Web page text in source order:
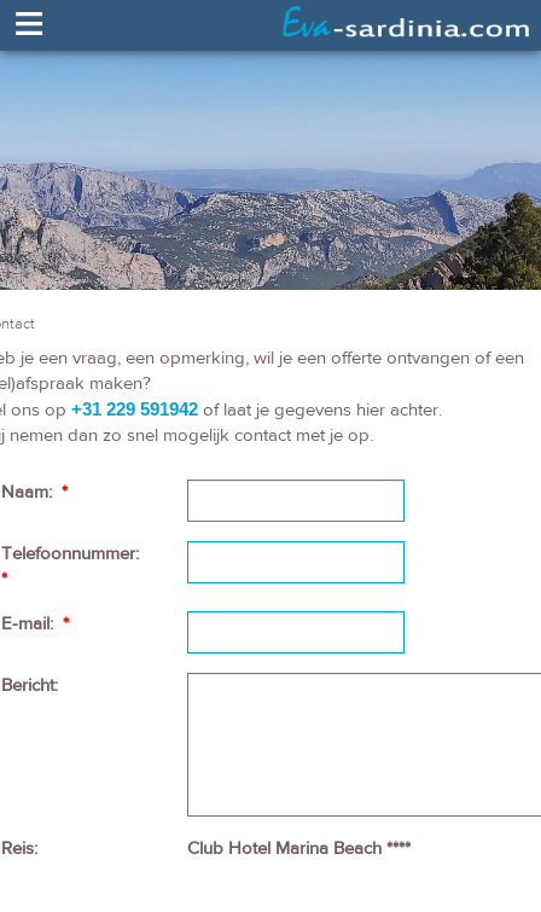
≡
je een vraag, een opmerking, wil je een offerte ontvangen of een
maken?
ons op +31 229 591942 of laat je gegevens hier achter.
nemen dan zo snel mogelijk contact met je op.
Naam: *
Telefoonnummer:
*
E-mail: *
Bericht:
Reis: Club Hotel Marina Beach ****